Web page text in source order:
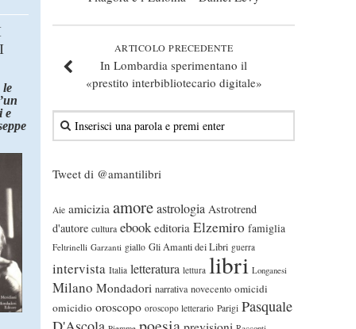
ARTICOLO PRECEDENTE
In Lombardia sperimentano il
«prestito interbibliotecario digitale»
Tweet di @amantilibri
Aie amicizia amoreastrologia Astrotrend
d'autore cultura ebook editoria Elzemiro famiglia
Feltrinelli Garzanti giallo Gli Amanti dei Libri guerra
intervista Italia letteratura lettura libri Longanesi
Milano Mondadori narrativa novecento omicidi
omicidio oroscopo oroscopo letterario Parigi Pasquale
le
e